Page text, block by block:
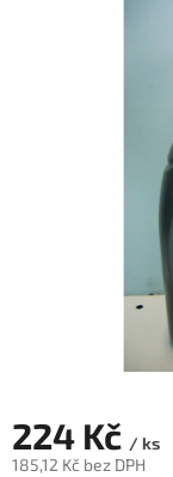
224 Kč / ks
185,12 Kč bez DPH